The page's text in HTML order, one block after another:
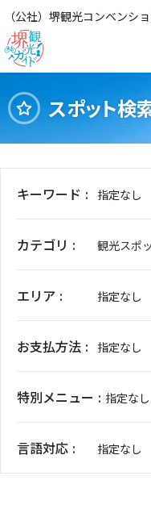
（公社）堺観光コンベンシ
English
観光スポット
グルメ
宿泊
イベント情報
サイクリングさかい
スポット検
キーワード 指定なし
カテゴリ 観光スポ
エリア 指定なし
お支払方法 指定なし
特別メニュー 指定なし
言語対応 指定なし